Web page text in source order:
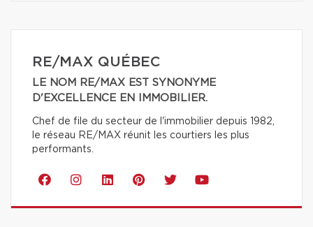
RE/MAX QUÉBEC
LE NOM RE/MAX EST SYNONYME
D'EXCELLENCE EN IMMOBILIER.
Chef de file du secteur de l'immobilier depuis 1982,
le réseau RE/MAX réunit les courtiers les plus
performants.